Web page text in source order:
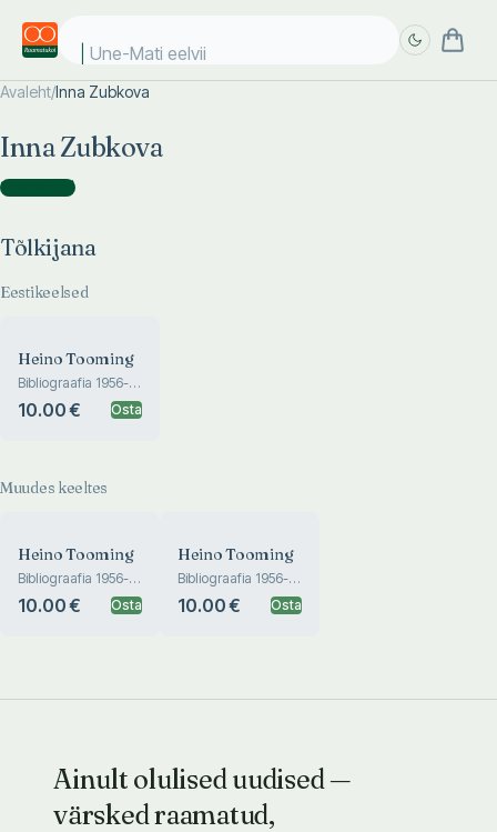
Une-Mati eelviim
Avaleht/Inna Zubkova
Inna Zubkova
Tõlkijana )
Tõlkijana
Eestikeelsed
Heino Tooming
Bibliograafia 1956-
2007. Meenutused.
Bibliography 1956-
10.00 € Osta
Muudes keeltes
Heino Tooming
Bibliograafia 1956-
2007. Meenutused.
Bibliography 1956-
10.00 € Osta
Heino Tooming
Bibliograafia 1956-
2007. Meenutused.
Bibliography 1956-
10.00 € Osta
Ainult olulised uudised —
värsked raamatud,